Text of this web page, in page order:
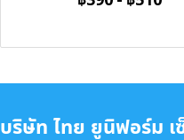
บริษัท ไทย ยูนิฟอร์ม เ